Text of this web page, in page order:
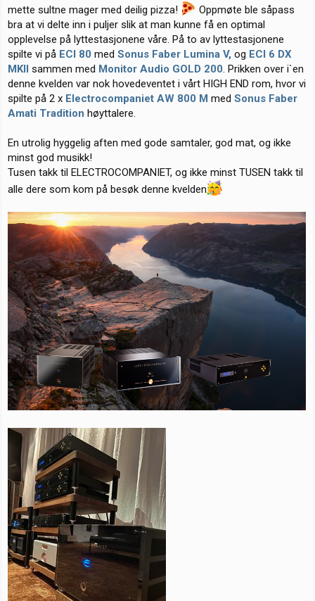
r
mette sultne mager med deilig pizza!
Oppmøte ble såpass
bra at vi delte inn i puljer slik at man kunne få en optimal
opplevelse på lyttestasjonene våre. På to av lyttestasjonene
spilte vi på ECI 80 med Sonus Faber Lumina V, og ECI 6 DX
MKII sammen med Monitor Audio GOLD 200. Prikken over i`en
denne kvelden var nok hovedeventet i vårt HIGH END rom, hvor vi
spilte på 2 x Electrocompaniet AW 800 M med Sonus Faber
Amati Tradition høyttalere.
En utrolig hyggelig aften med gode samtaler, god mat, og ikke
minst god musikk!
Tusen takk til ELECTROCOMPANIET, og ikke minst TUSEN takk til
alle dere som kom på besøk denne kvelden